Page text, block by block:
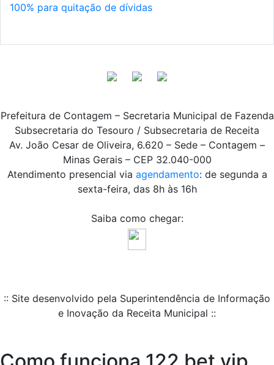
100% para quitação de dívidas
Prefeitura de Contagem – Secretaria Municipal de Fazenda
Subsecretaria do Tesouro / Subsecretaria de Receita
Av. João Cesar de Oliveira, 6.620 – Sede – Contagem –
Minas Gerais – CEP 32.040-000
Atendimento presencial via agendamento: de segunda a
sexta-feira, das 8h às 16h
Saiba como chegar:
:: Site desenvolvido pela Superintendência de Informação
e Inovação da Receita Municipal ::